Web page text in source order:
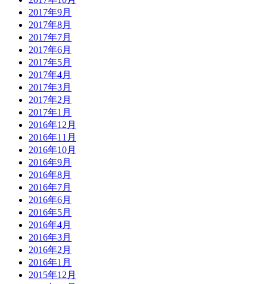
2017年9月
2017年8月
2017年7月
2017年6月
2017年5月
2017年4月
2017年3月
2017年2月
2017年1月
2016年12月
2016年11月
2016年10月
2016年9月
2016年8月
2016年7月
2016年6月
2016年5月
2016年4月
2016年3月
2016年2月
2016年1月
2015年12月